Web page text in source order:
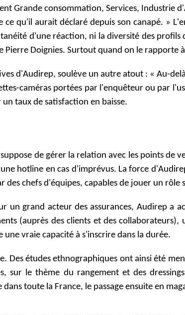
Grande consommation, Services, Industrie
ce qu'il aurait déclaré depuis son canapé. »
d'une réaction, ni la diversité des
Pierre Doignies. Surtout quand on le rapporte
d'Audirep, soulève un autre atout : « Au-
caméras portées par l'enquêteur ou par
taux de satisfaction en baisse.
de gérer la relation avec les points
hotline en cas d'imprévus. La force
chefs d'équipes, capables de jouer un rôle
un grand acteur des assurances, Audirep a
(auprès des clients et des
vraie capacité à s'inscrire dans la durée.
Des études ethnographiques ont ainsi été
sur le thème du rangement et des
toute la France, le passage ensuite en